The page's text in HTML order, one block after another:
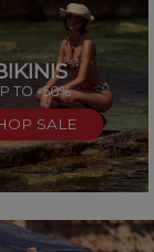
TO -50%
SALE